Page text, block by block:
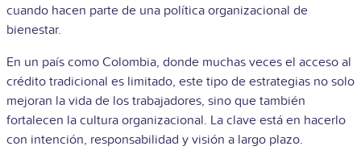
cuando hacen parte de una política organizacional de
bienestar.
En un país como Colombia, donde muchas veces el acceso al
crédito tradicional es limitado, este tipo de estrategias no solo
mejoran la vida de los trabajadores, sino que también
fortalecen la cultura organizacional. La clave está en hacerlo
con intención, responsabilidad y visión a largo plazo.